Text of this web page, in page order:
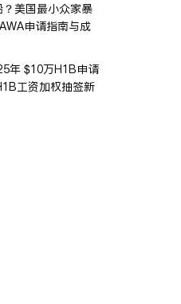
美国最小众家暴
申请指南与成
年 $10万H1B申请